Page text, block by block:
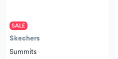
SALE
Skechers
Summits